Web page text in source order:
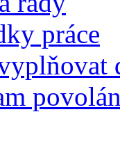
práce